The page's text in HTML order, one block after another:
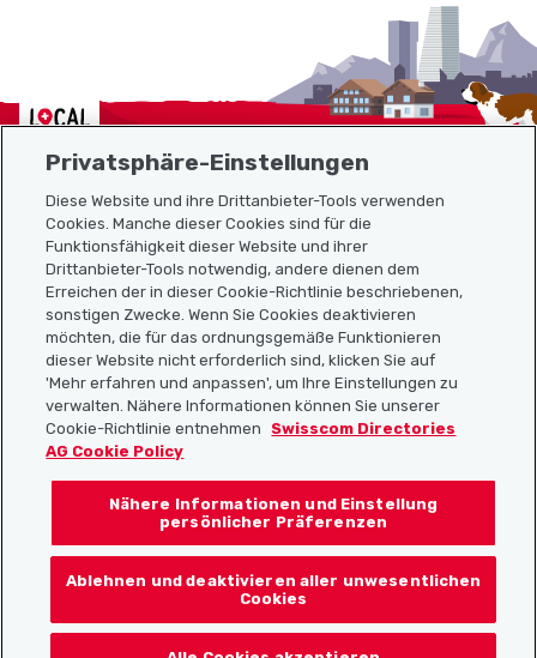
Localcities
Sitemap
Nützliche Links
Localcities App herunterladen
Privatsphäre-Einstellungen
Diese Website und ihre Drittanbieter-Tools verwenden
Cookies. Manche dieser Cookies sind für die
Funktionsfähigkeit dieser Website und ihrer
Drittanbieter-Tools notwendig, andere dienen dem
Erreichen der in dieser Cookie-Richtlinie beschriebenen,
sonstigen Zwecke. Wenn Sie Cookies deaktivieren
möchten, die für das ordnungsgemäße Funktionieren
dieser Website nicht erforderlich sind, klicken Sie auf
'Mehr erfahren und anpassen', um Ihre Einstellungen zu
verwalten. Nähere Informationen können Sie unserer
Cookie-Richtlinie entnehmen
Swisscom Directories
AG Cookie Policy
Nähere Informationen und Einstellung
persönlicher Präferenzen
Ablehnen und deaktivieren aller unwesentlichen
Cookies